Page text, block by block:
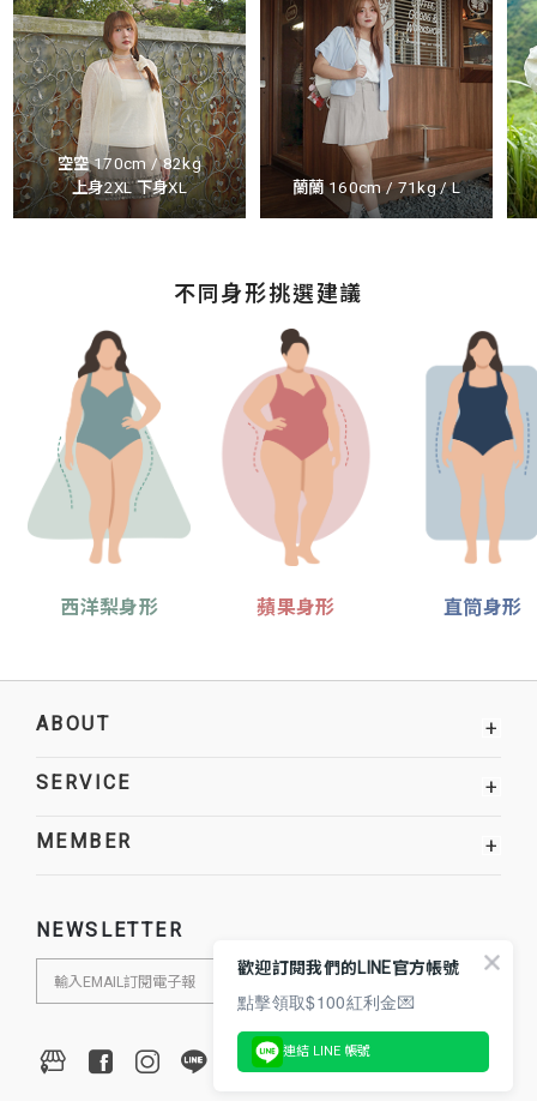
空空 170cm / 82kg
上身2XL 下身XL
蘭蘭 160cm / 71kg / L
不同身形挑選建議
西洋梨身形 蘋果身形 直筒身形
ABOUT +
SERVICE +
MEMBER +
NEWSLETTER
歡迎訂閱我們的LINE官方帳號
點擊領取$100紅利金💌
連結 LINE 帳號